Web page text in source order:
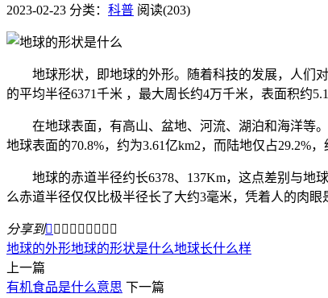
2023-02-23 分类： 科普 阅读(203)
地球形状，即地球的外形。随着科技的发展，人们对
的平均半径6371千米 ，最大周长约4万千米，表面积约
在地球表面，有高山、盆地、河流、湖泊和海洋等。
地球表面的70.8%，约为3.61亿km2，而陆地仅占29.2%
地球的赤道半径约长6378、137Km，这点差别与地
么赤道半径仅仅比极半径长了大约3毫米，凭着人的肉
分享到        
地球的外形地球的形状是什么地球长什么样
上一篇
有机食品是什么意思 下一篇